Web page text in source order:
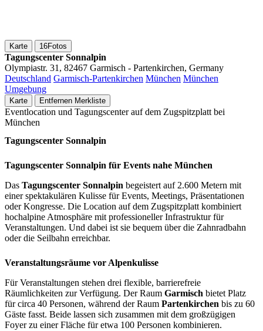
Karte 16Fotos
Tagungscenter Sonnalpin
Olympiastr. 31, 82467 Garmisch - Partenkirchen, Germany
Deutschland Garmisch-Partenkirchen München München
Umgebung
Karte Entfernen Merkliste
Eventlocation und Tagungscenter auf dem Zugspitzplatt bei
München
Tagungscenter Sonnalpin
Tagungscenter Sonnalpin für Events nahe München
Das Tagungscenter Sonnalpin begeistert auf 2.600 Metern mit
einer spektakulären Kulisse für Events, Meetings, Präsentationen
oder Kongresse. Die Location auf dem Zugspitzplatt kombiniert
hochalpine Atmosphäre mit professioneller Infrastruktur für
Veranstaltungen. Und dabei ist sie bequem über die Zahnradbahn
oder die Seilbahn erreichbar.
Veranstaltungsräume vor Alpenkulisse
Für Veranstaltungen stehen drei flexible, barrierefreie
Räumlichkeiten zur Verfügung. Der Raum Garmisch bietet Platz
für circa 40 Personen, während der Raum Partenkirchen bis zu 60
Gäste fasst. Beide lassen sich zusammen mit dem großzügigen
Foyer zu einer Fläche für etwa 100 Personen kombinieren.